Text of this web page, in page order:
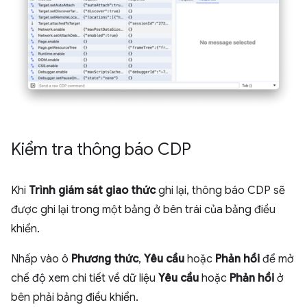
Kiểm tra thông báo CDP
Khi Trình giám sát giao thứcghi lại, thông báo CDP sẽ
được ghi lại trong một bảng ở bên trái của bảng điều
khiển.
Nhấp vào ô Phương thức, Yêu cầu hoặc Phản hồi để mở
chế độ xem chi tiết về dữ liệu Yêu cầu hoặc Phản hồi ở
bên phải bảng điều khiển.